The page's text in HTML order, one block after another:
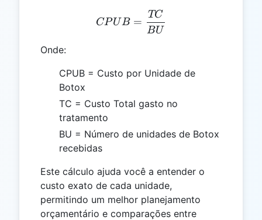
CPUB = \frac{TC}{BU}
CPUB =
BU
TC
Onde:
CPUB = Custo por Unidade de
Botox
TC = Custo Total gasto no
tratamento
BU = Número de unidades de Botox
recebidas
Este cálculo ajuda você a entender o
custo exato de cada unidade,
permitindo um melhor planejamento
orçamentário e comparações entre